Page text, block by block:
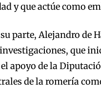
y que actúe como
parte, Alejandro de
que
apoyo de la
de la romería